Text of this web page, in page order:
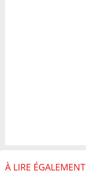
À LIRE ÉGALEMENT